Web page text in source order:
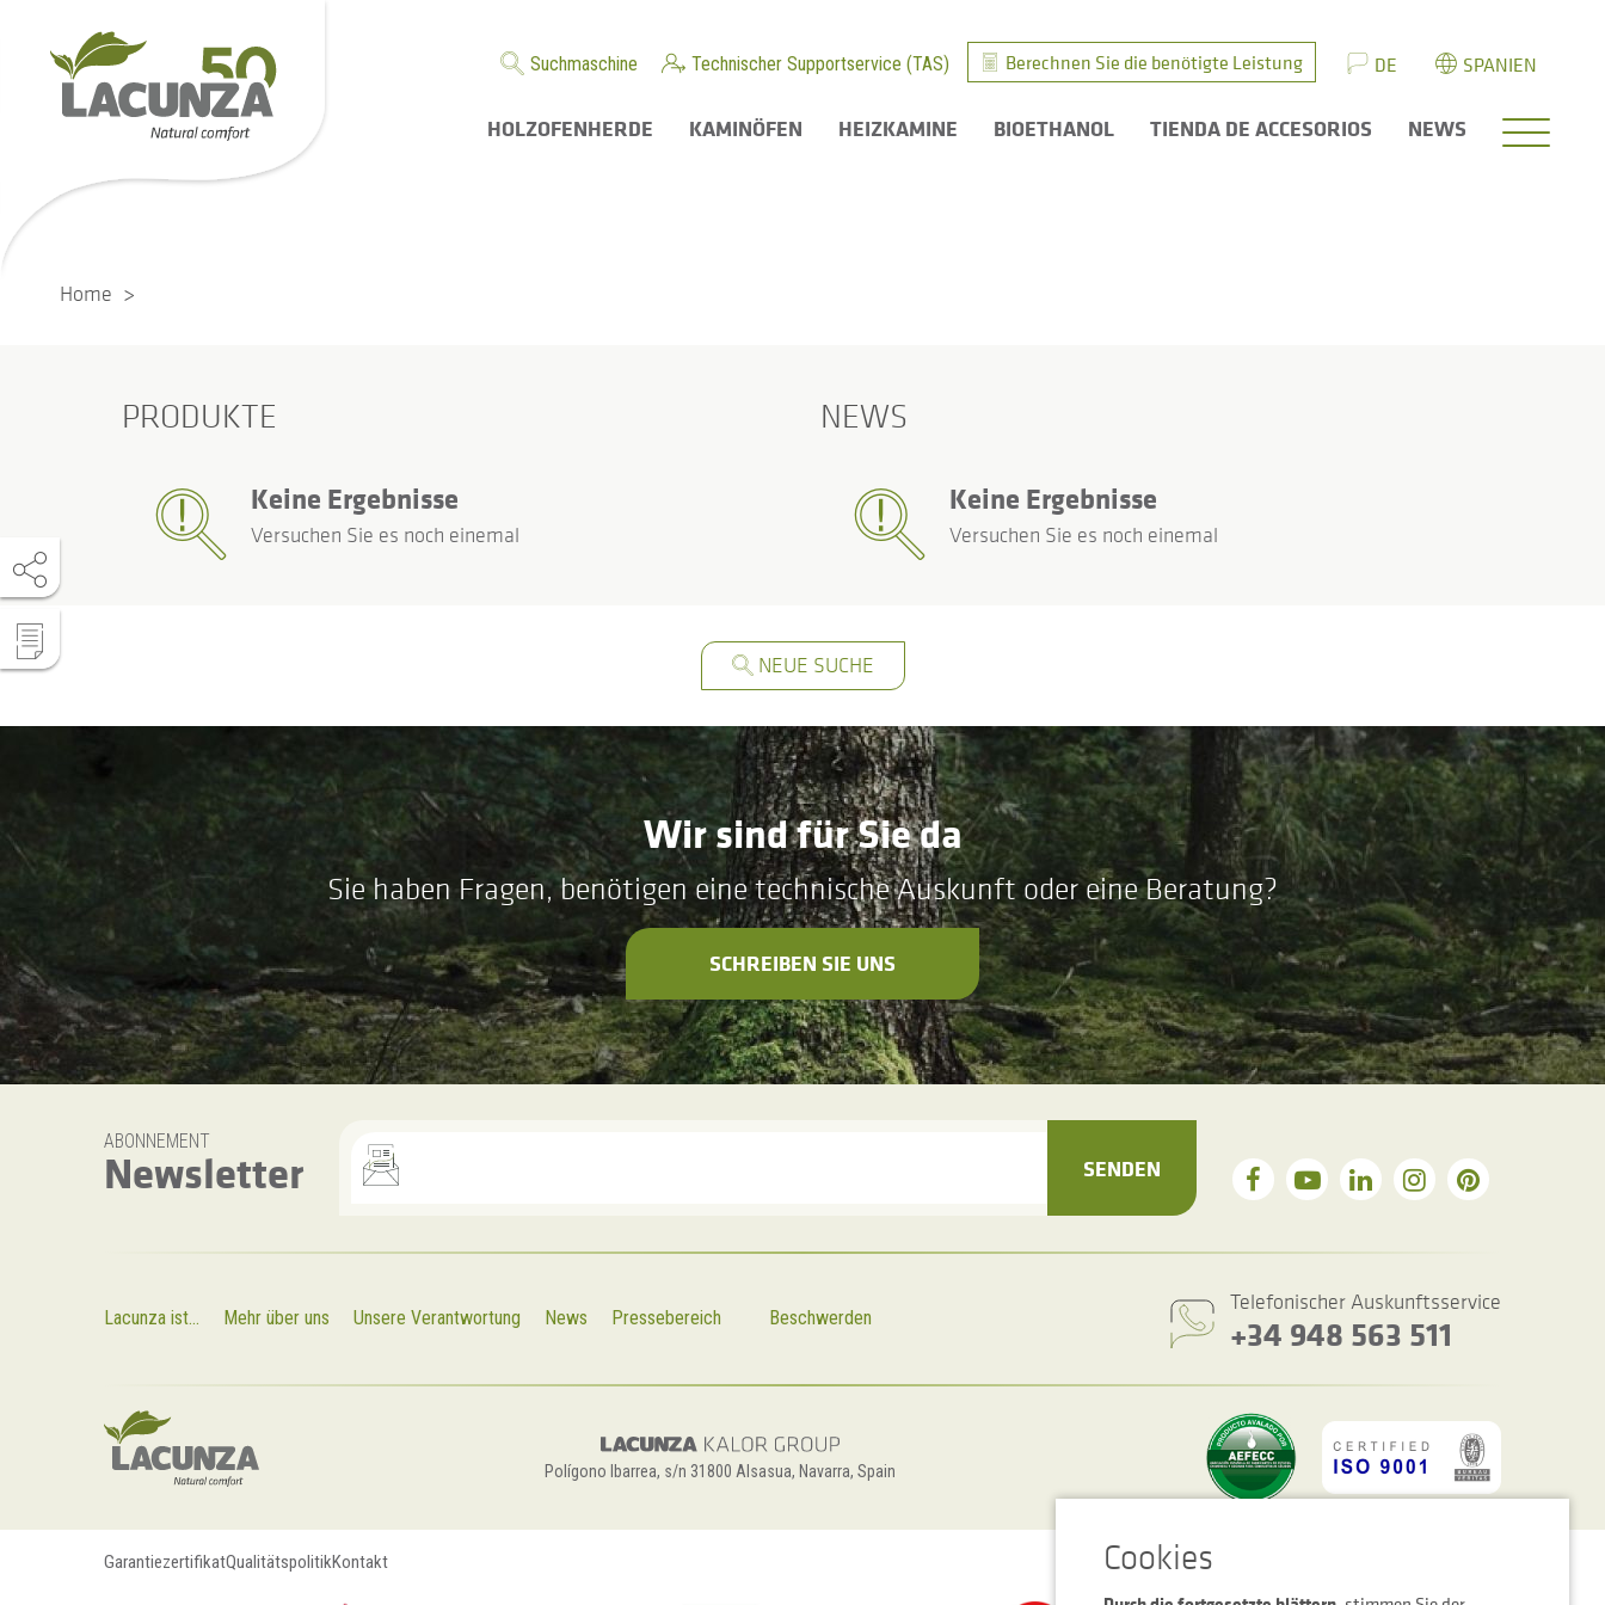
Suchmaschine Technischer Supportservice (TAS) Berechnen Sie die benötigte Leistung DE SPANIEN
HOLZOFENHERDE KAMINÖFEN HEIZKAMINE BIOETHANOL TIENDA DE ACCESORIOS NEWS
Home
PRODUKTE
Keine Ergebnisse
Versuchen Sie es noch einemal
NEWS
Keine Ergebnisse
Versuchen Sie es noch einemal
NEUE SUCHE
Wir sind für Sie da
Sie haben Fragen, benötigen eine technische Auskunft oder eine Beratung?
SCHREIBEN SIE UNS
ABONNEMENT
Newsletter SENDEN
Lacunza ist... Mehr über uns Unsere Verantwortung News Pressebereich Beschwerden
Telefonischer Auskunftsservice
+34 948 563 511
Polígono Ibarrea, s/n 31800 Alsasua, Navarra, Spain
GarantiezertifikatQualitätspolitikKontakt Cookie-EinstellungenRechtshinweis